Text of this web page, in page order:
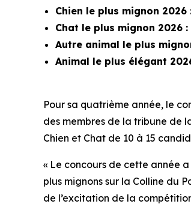
Chien le plus mignon 2026
Chat le plus mignon 2026 :
Autre animal le plus
Animal le plus élégant
Pour sa quatrième année, le
des membres de la tribune de
Chien et Chat de 10 à 15
« Le concours de cette année
plus mignons sur la Colline du
de l’excitation de la